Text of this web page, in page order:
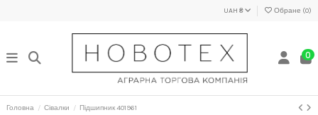
UAH ₴ Обране (0)
0
Головна Сівалки Підшипник 401961